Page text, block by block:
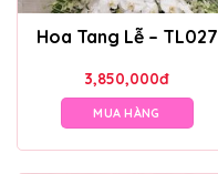
Hoa Tang Lễ – TL027
3,850,000đ
MUA HÀNG